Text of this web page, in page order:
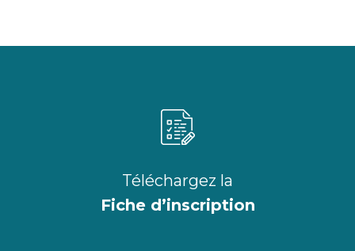
Téléchargez la
Fiche d’inscription